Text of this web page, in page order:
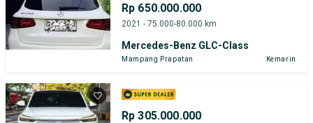
Rp 650.000.000
2021 - 75.000-80.000 km
Mercedes-Benz GLC-Class
Mampang Prapatan Kemarin
Rp 305.000.000